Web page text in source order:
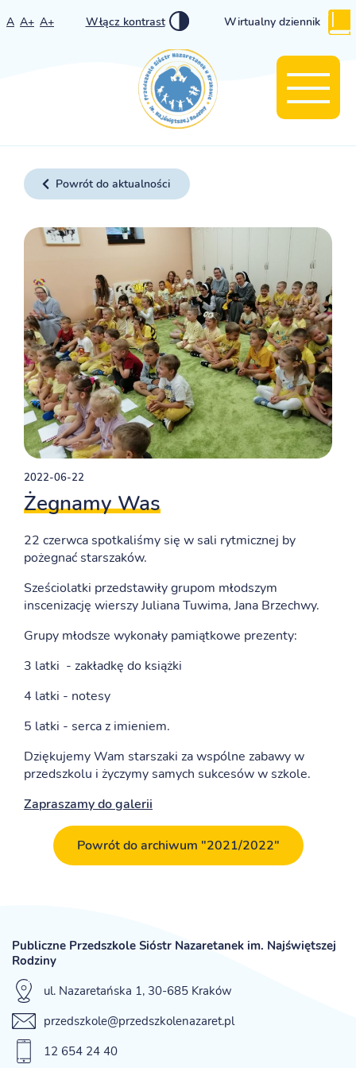
A A+ A+ Włącz kontrast Wirtualny dziennik
Powrót do aktualności
2022-06-22
Żegnamy Was
22 czerwca spotkaliśmy się w sali rytmicznej by
pożegnać starszaków.
Sześciolatki przedstawiły grupom młodszym
inscenizację wierszy Juliana Tuwima, Jana Brzechwy.
Grupy młodsze wykonały pamiątkowe prezenty:
3 latki - zakładkę do książki
4 latki - notesy
5 latki - serca z imieniem.
Dziękujemy Wam starszaki za wspólne zabawy w
przedszkolu i życzymy samych sukcesów w szkole.
Zapraszamy do galerii
Powrót do archiwum "2021/2022"
Publiczne Przedszkole Sióstr Nazaretanek im. Najświętszej
Rodziny
ul. Nazaretańska 1, 30-685 Kraków
przedszkole@przedszkolenazaret.pl
12 654 24 40